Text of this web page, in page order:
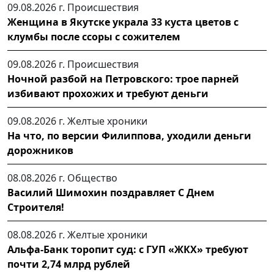
09.08.2026 г. Происшествия
Женщина в Якутске украла 33 куста цветов с
клумбы после ссоры с сожителем
09.08.2026 г. Происшествия
Ночной разбой на Петровского: трое парней
избивают прохожих и требуют деньги
09.08.2026 г. Желтые хроники
На что, по версии Филиппова, уходили деньги
дорожников
08.08.2026 г. Общество
Василий Шимохин поздравляет С Днем
Строителя!
08.08.2026 г. Желтые хроники
Альфа-Банк торопит суд: с ГУП «ЖКХ» требуют
почти 2,74 млрд рублей